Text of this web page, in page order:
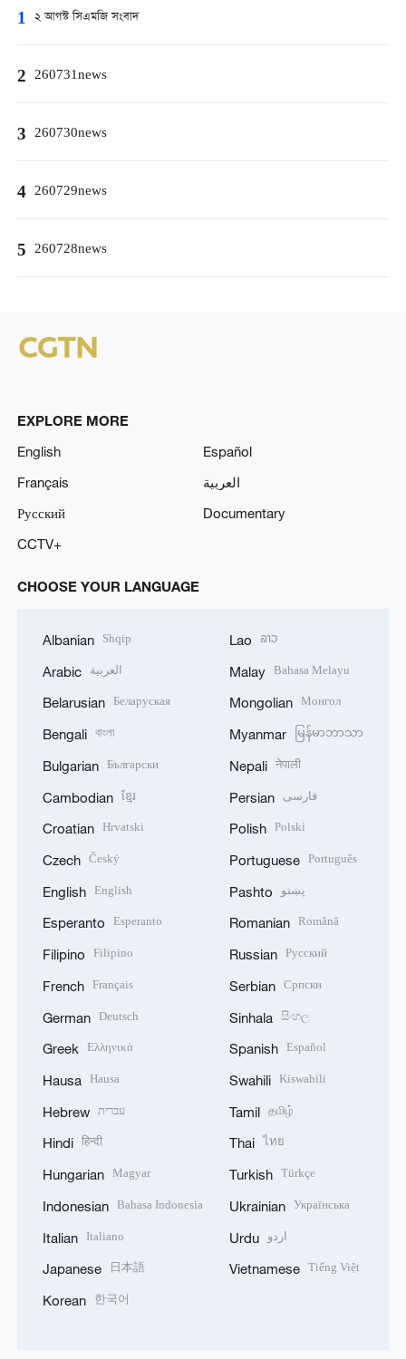
1 ২ আগস্ট সিএমজি সংবাদ
2 260731news
3 260730news
4 260729news
5 260728news
EXPLORE MORE
English
Español
Français
العربية
Русский
Documentary
CCTV+
CHOOSE YOUR LANGUAGE
Albanian Shqip
Arabic العربية
Belarusian Беларуская
Bengali বাংলা
Bulgarian Български
Cambodian ខ្មែរ
Croatian Hrvatski
Czech Český
English English
Esperanto Esperanto
Filipino Filipino
French Français
German Deutsch
Greek Ελληνικά
Hausa Hausa
Hebrew עברית
Hindi हिन्दी
Hungarian Magyar
Indonesian Bahasa Indonesia
Italian Italiano
Japanese 日本語
Korean 한국어
Lao ລາວ
Malay Bahasa Melayu
Mongolian Монгол
Myanmar မြန်မာဘာသာ
Nepali नेपाली
Persian فارسی
Polish Polski
Portuguese Português
Pashto پښتو
Romanian Română
Russian Русский
Serbian Српски
Sinhala සිංහල
Spanish Español
Swahili Kiswahili
Tamil தமிழ்
Thai ไทย
Turkish Türkçe
Ukrainian Українська
Urdu اردو
Vietnamese Tiếng Việt